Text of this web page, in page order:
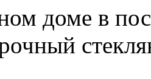
доме в